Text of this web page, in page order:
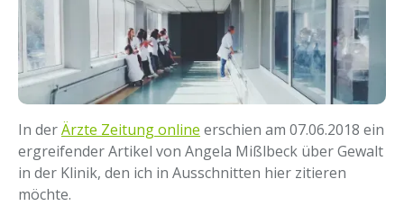
In derÄrzte Zeitung online erschien am 07.06.2018 ein
ergreifender Artikel von Angela Mißlbeck über Gewalt
in der Klinik, den ich in Ausschnitten hier zitieren
möchte.